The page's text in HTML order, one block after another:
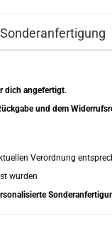
dich angefertigt.
und dem
Verordnung
wurden